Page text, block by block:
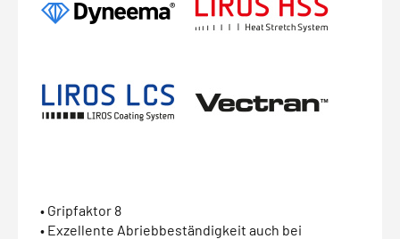
• Gripfaktor 8
• Exzellente Abriebbeständigkeit auch bei